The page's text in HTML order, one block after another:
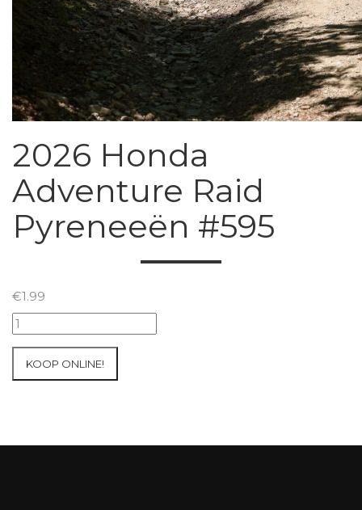
2026 Honda
Adventure Raid
Pyreneeën #595
€1.99
2026
Honda
Raid
KOOP ONLINE!